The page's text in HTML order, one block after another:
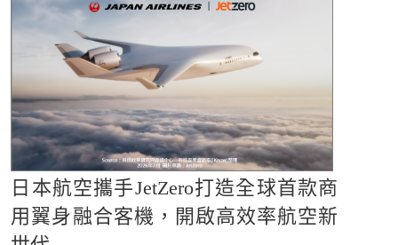
日本航空攜手JetZero打造全球首款商
用翼身融合客機，開啟高效率航空新